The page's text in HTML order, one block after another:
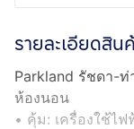
รายละเอียดสิน
Parkland รัชดา-
ห้องนอน
• คุ้ม: เครื่องใช้ไ